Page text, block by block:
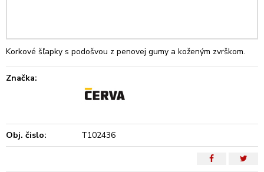
Korkové šľapky s podošvou z penovej gumy a koženým zvrškom.
Značka:
Obj. čislo: T102436